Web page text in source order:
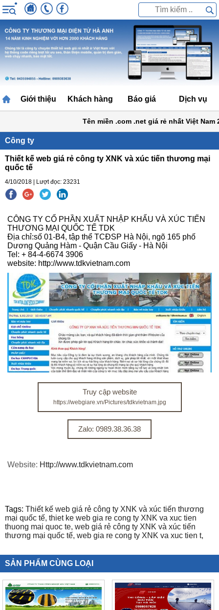
Giới thiệu Khách hàng Báo giá Dịch vụ
Tên miền .com .net giá rẻ nhất Việt Nam
Công ty
Thiết kế web giá rẻ công ty XNK và xúc tiến thương mại
quốc tế
4/10/2018 | Lượt đọc: 23231
CÔNG TY CỔ PHẦN XUẤT NHẬP KHẨU VÀ XÚC TIẾN
THƯƠNG MẠI QUỐC TẾ TDK
Địa chỉ:số 01-B4, tập thể TCĐSP Hà Nội, ngõ 165 phố
Dương Quảng Hàm - Quận Cầu Giấy - Hà Nội
Tel: + 84-4-6674 3906
website: http://www.tdkvietnam.com
Truy cập website
https://webgiare.vn/Pictures/tdkvietnam.jpg
Zalo: 0989.38.36.38
Website: Http://www.tdkvietnam.com
Tags: Thiết kế web giá rẻ công ty XNK và xúc tiến thương
mại quốc tế, thiet ke web gia re cong ty XNK va xuc tien
thuong mai quoc te, web giá rẻ công ty XNK và xúc tiến
thương mại quốc tế, web gia re cong ty XNK va xuc tien t,
SẢN PHẨM CÙNG LOẠI